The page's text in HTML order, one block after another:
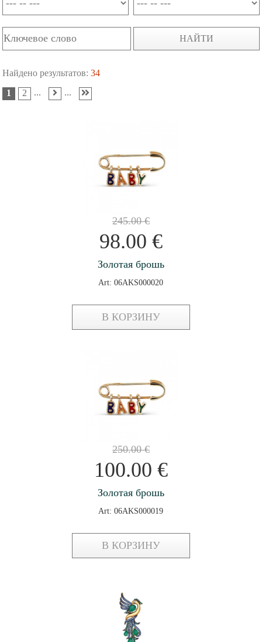
НАЙТИ
Найдено результатов:34
1
2 ... ...
245.00€
98.00 €
Золотая брошь
Art: 06AKS000020
В КОРЗИНУ
250.00€
100.00 €
Золотая брошь
Art: 06AKS000019
В КОРЗИНУ